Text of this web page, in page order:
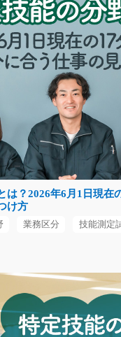
市
気になる
ー/t03_01089
スタッフとして、化粧
わせ…
以上）
市
電子部品の箱詰め/
は？2026年6月1日現在
け方
業務区分 技能測定